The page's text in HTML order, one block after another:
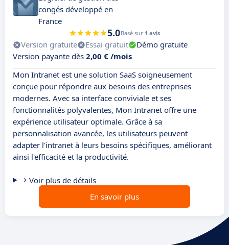
congés développé en
France
5.0Basé sur 1 avis
Version gratuite Essai gratuit
Démo gratuite
Version payante dès 2,00 € /mois
Mon Intranet est une solution SaaS soigneusement
conçue pour répondre aux besoins des entreprises
modernes. Avec sa interface conviviale et ses
fonctionnalités polyvalentes, Mon Intranet offre une
expérience utilisateur optimale. Grâce à sa
personnalisation avancée, les utilisateurs peuvent
adapter l'intranet à leurs besoins spécifiques, améliorant
ainsi l'efficacité et la productivité.
Voir plus de détails
En savoir plus